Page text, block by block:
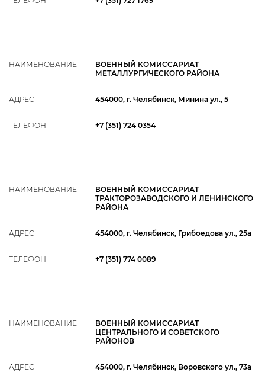
НАИМЕНОВАНИЕ
ВОЕННЫЙ КОМИССАРИАТ
МЕТАЛЛУРГИЧЕСКОГО РАЙОНА
АДРЕС 454000, г. Челябинск, Минина ул., 5
ТЕЛЕФОН +7 (351) 724 0354
НАИМЕНОВАНИЕ
ВОЕННЫЙ КОМИССАРИАТ
ТРАКТОРОЗАВОДСКОГО И ЛЕНИНСКОГО
РАЙОНА
АДРЕС 454000, г. Челябинск, Грибоедова ул., 25а
ТЕЛЕФОН +7 (351) 774 0089
НАИМЕНОВАНИЕ
ВОЕННЫЙ КОМИССАРИАТ
ЦЕНТРАЛЬНОГО И СОВЕТСКОГО
РАЙОНОВ
АДРЕС 454000, г. Челябинск, Воровского ул., 73а